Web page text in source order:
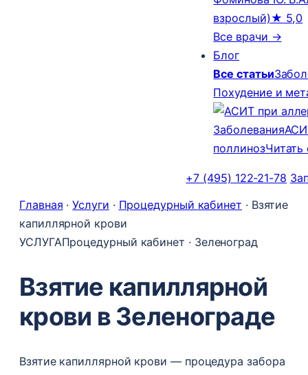
взрослый) ★ 5,0
Все врачи →
Блог
Все статьи
Похудение и
Заболевания
поллиноз
+7 (495) 122-21-78
Главная ·Услуги · Процедурный кабинет · Взятие
капиллярной крови
УСЛУГАПроцедурный кабинет · Зеленоград
Взятие капиллярной
крови в Зеленограде
Взятие капиллярной крови — процедура забора